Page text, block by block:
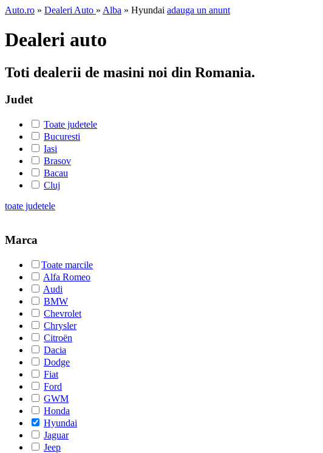
Auto.ro » Dealeri Auto » Alba » Hyundai adauga un anunt
Dealeri auto
Toti dealerii de masini noi din Romania.
Judet
Toate judetele
Bucuresti
Iasi
Brasov
Bacau
Cluj
toate judetele
Marca
Toate marcile
Alfa Romeo
Audi
BMW
Chevrolet
Chrysler
Citroën
Dacia
Dodge
Fiat
Ford
GWM
Honda
Hyundai
Jaguar
Jeep